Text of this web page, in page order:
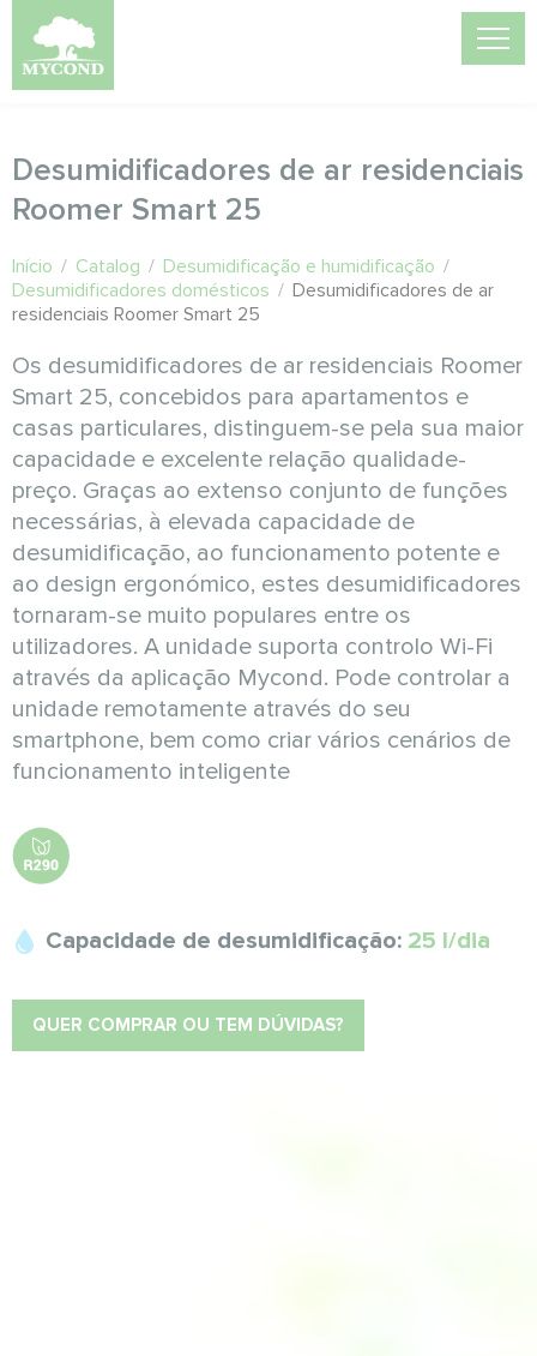
Desumidificadores de ar residenciais
Roomer Smart 25
Início / Catalog / Desumidificação e humidificação /
Desumidificadores domésticos / Desumidificadores de ar
residenciais Roomer Smart 25
Os desumidificadores de ar residenciais Roomer
Smart 25, concebidos para apartamentos e
casas particulares, distinguem-se pela sua maior
capacidade e excelente relação qualidade-
preço. Graças ao extenso conjunto de funções
necessárias, à elevada capacidade de
desumidificação, ao funcionamento potente e
ao design ergonómico, estes desumidificadores
tornaram-se muito populares entre os
utilizadores. A unidade suporta controlo Wi-Fi
através da aplicação Mycond. Pode controlar a
unidade remotamente através do seu
smartphone, bem como criar vários cenários de
funcionamento inteligente
Capacidade de desumidificação: 25 l/dia
QUER COMPRAR OU TEM DÚVIDAS?